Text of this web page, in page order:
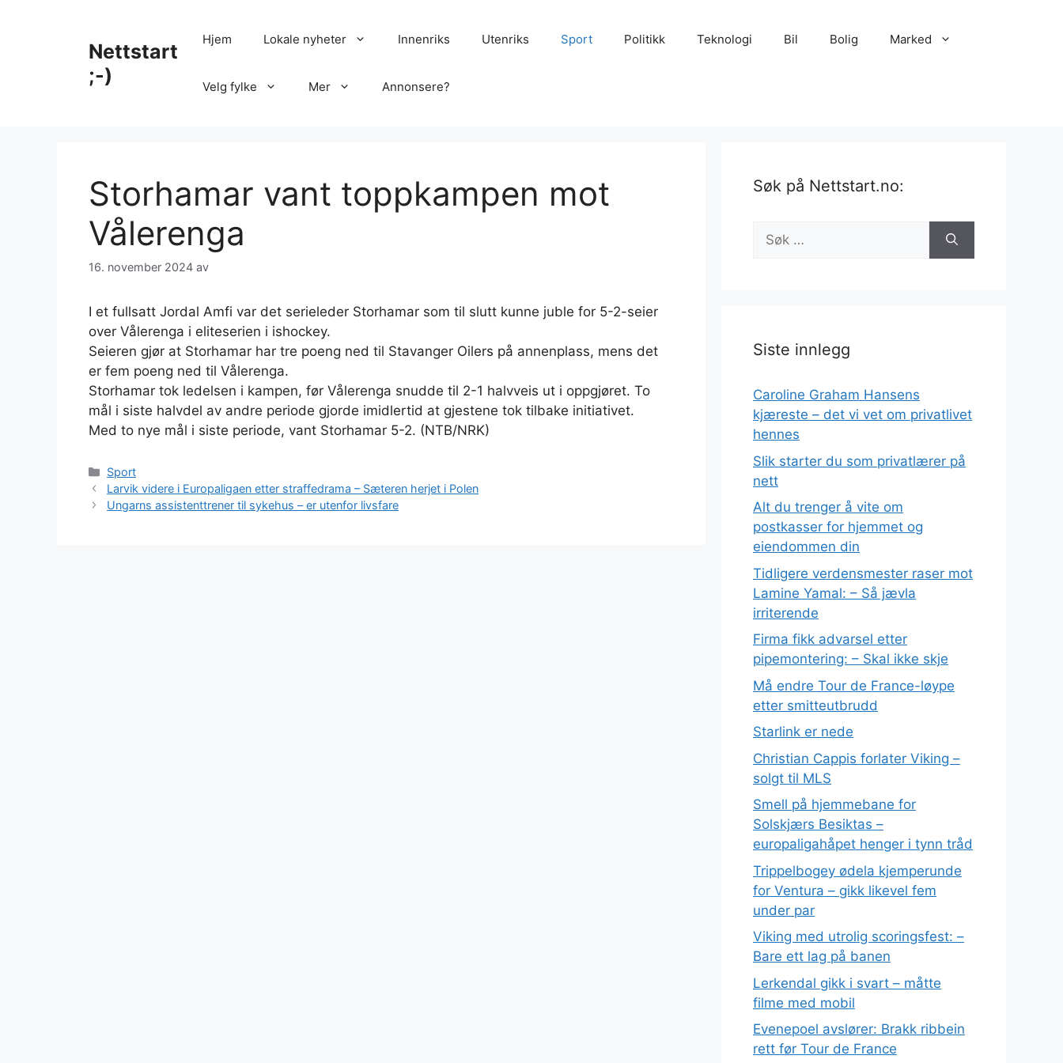
Nettstart
;-)
Hjem Lokale nyheter Innenriks Utenriks Sport Politikk Teknologi Bil Bolig Marked
Velg fylke Mer Annonsere?
Storhamar vant toppkampen mot
Vålerenga
16. november 2024 av
I et fullsatt Jordal Amfi var det serieleder Storhamar som til slutt kunne juble for 5-2-seier
over Vålerenga i eliteserien i ishockey.
Seieren gjør at Storhamar har tre poeng ned til Stavanger Oilers på annenplass, mens det
er fem poeng ned til Vålerenga.
Storhamar tok ledelsen i kampen, før Vålerenga snudde til 2-1 halvveis ut i oppgjøret. To
mål i siste halvdel av andre periode gjorde imidlertid at gjestene tok tilbake initiativet.
Med to nye mål i siste periode, vant Storhamar 5-2. (NTB/NRK)
Kategorier
Sport
Larvik videre i Europaligaen etter straffedrama – Sæteren herjet i Polen
Ungarns assistenttrener til sykehus – er utenfor livsfare
Søk på Nettstart.no:
Søk
etter:
Siste innlegg
Caroline Graham Hansens
kjæreste – det vi vet om privatlivet
hennes
Slik starter du som privatlærer på
nett
Alt du trenger å vite om
postkasser for hjemmet og
eiendommen din
Tidligere verdensmester raser mot
Lamine Yamal: – Så jævla
irriterende
Firma fikk advarsel etter
pipemontering: – Skal ikke skje
Må endre Tour de France-løype
etter smitteutbrudd
Starlink er nede
Christian Cappis forlater Viking –
solgt til MLS
Smell på hjemmebane for
Solskjærs Besiktas –
europaligahåpet henger i tynn tråd
Trippelbogey ødela kjemperunde
for Ventura – gikk likevel fem
under par
Viking med utrolig scoringsfest: –
Bare ett lag på banen
Lerkendal gikk i svart – måtte
filme med mobil
Evenepoel avslører: Brakk ribbein
rett før Tour de France